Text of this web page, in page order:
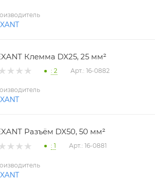
Клемма DX25, 25 мм²
: 2 Арт.: 16-0882
Разъём DX50, 50 мм²
: 1 Арт.: 16-0881